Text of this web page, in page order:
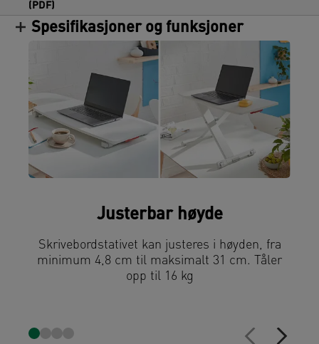
(PDF)
Spesifikasjoner og funksjoner
Justerbar høyde
Skrivebordstativet kan justeres i høyden, fra
minimum 4,8 cm til maksimalt 31 cm. Tåler
opp til 16 kg